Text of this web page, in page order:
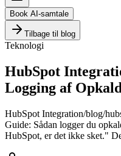
Book AI-samtale
Tilbage til blog
Teknologi
HubSpot
Logging af
HubSpot Integration/blog/
Guide: Sådan logger du
HubSpot, er det ikke sket."